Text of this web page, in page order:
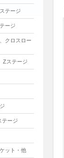
テージ
ージ
クロスロー
Zステージ
テージ
ット・他